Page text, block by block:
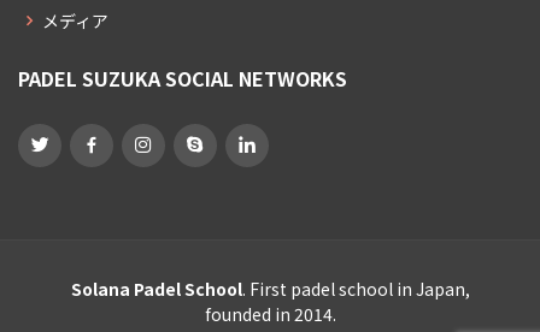
メディア
PADEL SUZUKA SOCIAL NETWORKS
Solana Padel School. First padel school in Japan,
founded in 2014.